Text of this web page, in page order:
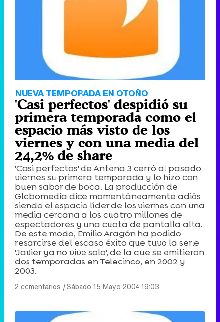
NUEVA TEMPORADA EN OTOÑO
'Casi perfectos' despidió su
primera temporada como el
espacio más visto de los
viernes y con una media del
24,2% de share
'Casi perfectos' de Antena 3 cerró al pasado
viernes su primera temporada y lo hizo con
buen sabor de boca. La producción de
Globomedia dice momentáneamente adiós
siendo el espacio líder de los viernes con una
media cercana a los cuatro millones de
espectadores y una cuota de pantalla alta.
De este modo, Emilio Aragón ha podido
resarcirse del escaso éxito que tuvo la serie
'Javier ya no vive solo', de la que se emitieron
dos temporadas en Telecinco, en 2002 y
2003.
2 comentarios |Sábado 15 Mayo 2004 19:03